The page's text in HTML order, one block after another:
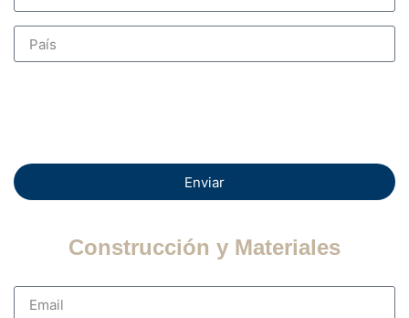
Enviar
Construcción y Materiales